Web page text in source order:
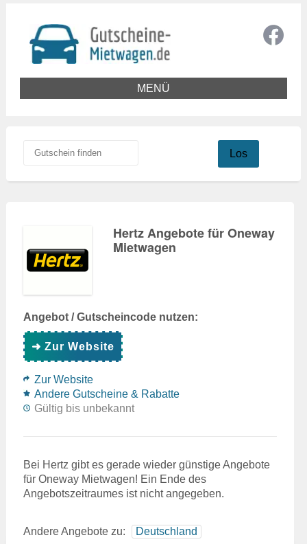
MENÜ
Los
Hertz Angebote für Oneway
Mietwagen
Angebot / Gutscheincode nutzen:
➜ Zur Website
Zur Website
Andere Gutscheine & Rabatte
Gültig bis unbekannt
Bei Hertz gibt es gerade wieder günstige Angebote
für Oneway Mietwagen! Ein Ende des
Angebotszeitraumes ist nicht angegeben.
Andere Angebote zu: Deutschland